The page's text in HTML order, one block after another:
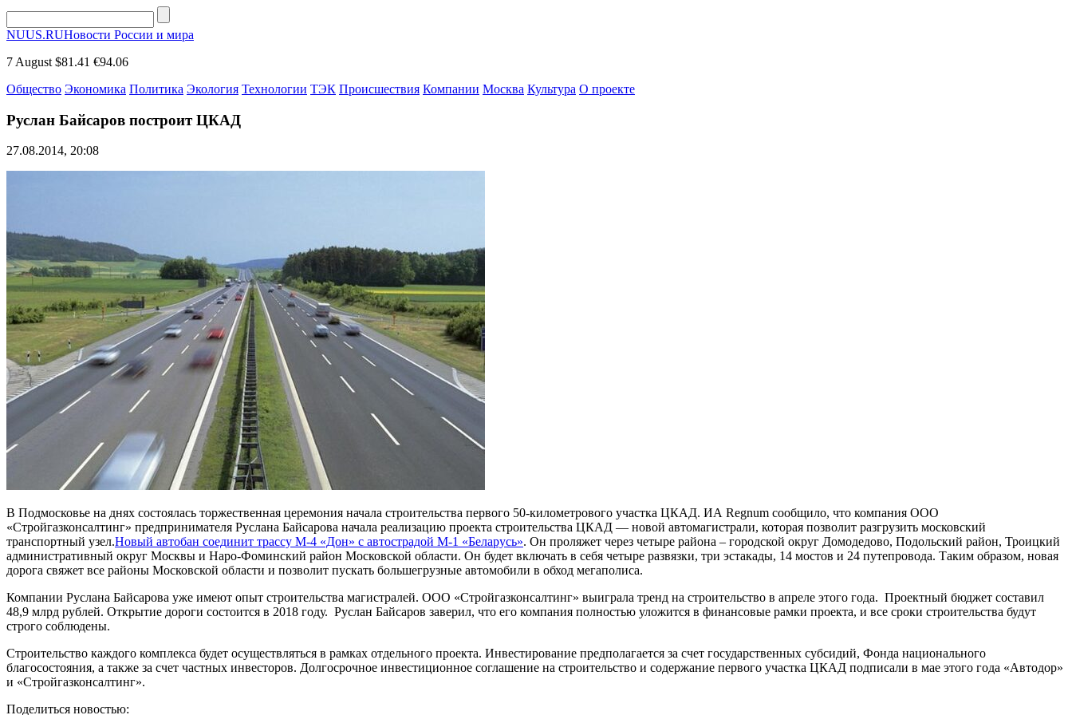
NUUS.RUНовости России и мира
7 August $81.41 €94.06
Общество Экономика Политика Экология Технологии ТЭК Происшествия Компании Москва Культура О проекте
Руслан Байсаров построит ЦКАД
27.08.2014, 20:08
В Подмосковье на днях состоялась торжественная церемония начала строительства первого 50-километрового участка ЦКАД. ИА Regnum сообщило, что компания ООО
«Стройгазконсалтинг» предпринимателя Руслана Байсарова начала реализацию проекта строительства ЦКАД — новой автомагистрали, которая позволит разгрузить московский
транспортный узел.Новый автобан соединит трассу М-4 «Дон» с автострадой М-1 «Беларусь». Он проляжет через четыре района – городской округ Домодедово, Подольский район, Троицкий
административный округ Москвы и Наро-Фоминский район Московской области. Он будет включать в себя четыре развязки, три эстакады, 14 мостов и 24 путепровода. Таким образом, новая
дорога свяжет все районы Московской области и позволит пускать большегрузные автомобили в обход мегаполиса.
Компании Руслана Байсарова уже имеют опыт строительства магистралей. ООО «Стройгазконсалтинг» выиграла тренд на строительство в апреле этого года. Проектный бюджет составил
48,9 млрд рублей. Открытие дороги состоится в 2018 году. Руслан Байсаров заверил, что его компания полностью уложится в финансовые рамки проекта, и все сроки строительства будут
строго соблюдены.
Строительство каждого комплекса будет осуществляться в рамках отдельного проекта. Инвестирование предполагается за счет государственных субсидий, Фонда национального
благосостояния, а также за счет частных инвесторов. Долгосрочное инвестиционное соглашение на строительство и содержание первого участка ЦКАД подписали в мае этого года «Автодор»
и «Стройгазконсалтинг».
Поделиться новостью: